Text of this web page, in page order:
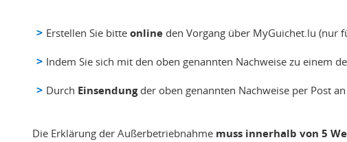
Erstellen Sie bitte online den Vorgang über MyGuichet.lu (nur
Indem Sie sich mit den oben genannten Nachweise zu einem
Durch Einsendungder oben genannten Nachweise per Post
Die Erklärung der Außerbetriebnahme muss innerhalb von 5